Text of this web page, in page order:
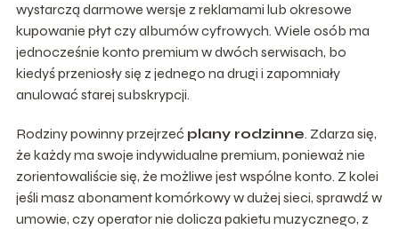
wystarczą darmowe wersje z reklamami lub okresowe
kupowanie płyt czy albumów cyfrowych. Wiele osób ma
jednocześnie konto premium w dwóch serwisach, bo
kiedyś przeniosły się z jednego na drugi i zapomniały
anulować starej subskrypcji.
Rodziny powinny przejrzeć plany rodzinne. Zdarza się,
że każdy ma swoje indywidualne premium, ponieważ nie
zorientowaliście się, że możliwe jest wspólne konto. Z kolei
jeśli masz abonament komórkowy w dużej sieci, sprawdź w
umowie, czy operator nie dolicza pakietu muzycznego, z